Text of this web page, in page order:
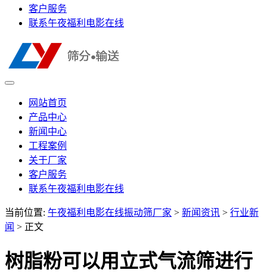
客户服务
联系午夜福利电影在线
网站首页
产品中心
新闻中心
工程案例
关于厂家
客户服务
联系午夜福利电影在线
当前位置: 午夜福利电影在线振动筛厂家 > 新闻资讯 > 行业新
闻 > 正文
树脂粉可以用立式气流筛进行